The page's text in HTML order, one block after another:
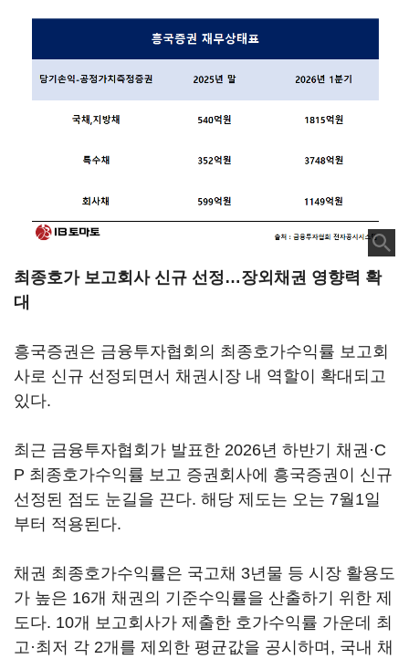
최종호가 보고회사 신규 선정…장외채권 영향력 확
대
흥국증권은 금융투자협회의 최종호가수익률 보고회
사로 신규 선정되면서 채권시장 내 역할이 확대되고
있다.
최근 금융투자협회가 발표한 2026년 하반기 채권·C
P 최종호가수익률 보고 증권회사에 흥국증권이 신규
선정된 점도 눈길을 끈다. 해당 제도는 오는 7월1일
부터 적용된다.
채권 최종호가수익률은 국고채 3년물 등 시장 활용도
가 높은 16개 채권의 기준수익률을 산출하기 위한 제
도다. 10개 보고회사가 제출한 호가수익률 가운데 최
고·최저 각 2개를 제외한 평균값을 공시하며, 국내 채